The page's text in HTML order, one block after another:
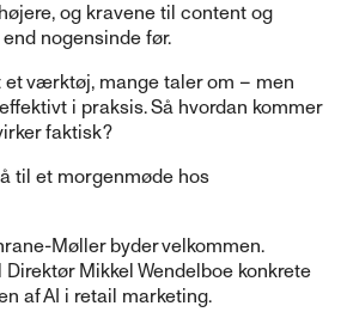
og kravene til content og
nogensinde før.
et værktøj, mange taler om – men
i praksis. Så hvordan kommer
faktisk?
til et morgenmøde hos
Møller byder velkommen.
Mikkel Wendelboe konkrete
af AI i retail marketing.